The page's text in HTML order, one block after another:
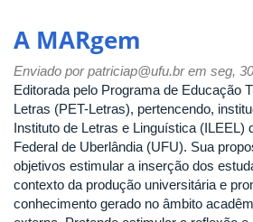
A MARgem
Enviado porpatriciap@ufu.brem seg,
Editorada pelo Programa de Educação
Letras (PET-Letras), pertencendo,
Instituto de Letras e Linguística (ILEEL)
Federal de Uberlândia (UFU). Sua
objetivos estimular a inserção dos
contexto da produção universitária e
conhecimento gerado no âmbito